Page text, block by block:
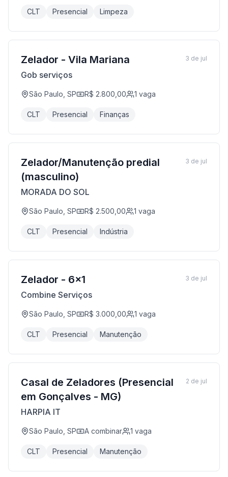
CLT Presencial Limpeza
Zelador - Vila Mariana
Gob serviços
São Paulo, SP R$ 2.800,00 1 vaga
CLT Presencial Finanças
3 de jul
Zelador/Manutenção predial
(masculino)
MORADA DO SOL
São Paulo, SP R$ 2.500,00 1 vaga
CLT Presencial Indústria
3 de jul
Zelador - 6x1
Combine Serviços
São Paulo, SP R$ 3.000,00 1 vaga
CLT Presencial Manutenção
3 de jul
Casal de Zeladores (Presencial
em Gonçalves - MG)
HARPIA IT
São Paulo, SP A combinar 1 vaga
CLT Presencial Manutenção
2 de jul